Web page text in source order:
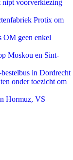
nipt voorverkiezing
Protix om
OM geen enkel
Moskou en Sint-
in Dordrecht
onder toezicht om
Hormuz, VS